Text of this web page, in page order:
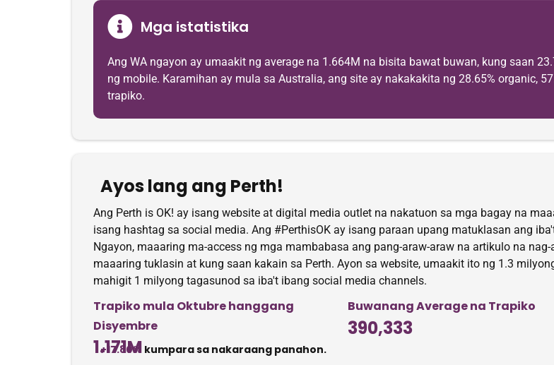
Mga istatistika
Ang WA ngayon ay umaakit ng average na 1.664M na bisita bawat buwan, kung saan
ng mobile. Karamihan ay mula sa Australia, ang site ay nakakakita ng 28.65% organic,
trapiko.
Ayos lang ang Perth!
Ang Perth is OK! ay isang website at digital media outlet na nakatuon sa mga bagay na
isang hashtag sa social media. Ang #PerthisOK ay isang paraan upang matuklasan ang
Ngayon, maaaring ma-access ng mga mambabasa ang pang-araw-araw na artikulo na
maaaring tuklasin at kung saan kakain sa Perth. Ayon sa website, umaakit ito ng 1.3
mahigit 1 milyong tagasunod sa iba't ibang social media channels.
Trapiko mula Oktubre hanggang
Disyembre
1.171M
+17.80% kumpara sa nakaraang panahon.
Buwanang Average na Trapiko
390,333